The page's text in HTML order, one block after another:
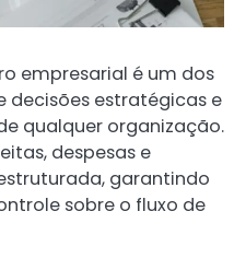
empresarial é um dos
decisões estratégicas e
qualquer organização.
despesas e
garantindo
sobre o fluxo de